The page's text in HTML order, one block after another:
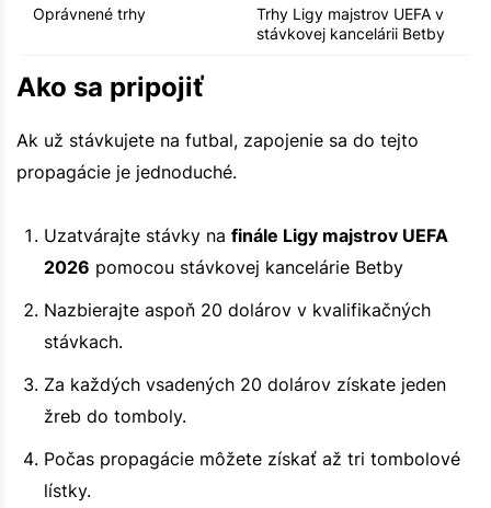
Oprávnené trhy
Trhy Ligy majstrov UEFA v
stávkovej kancelárii Betby
Ako sa pripojiť
Ak už stávkujete na futbal, zapojenie sa do tejto
propagácie je jednoduché.
Uzatvárajte stávky na finále Ligy majstrov UEFA
2026 pomocou stávkovej kancelárie Betby
Nazbierajte aspoň 20 dolárov v kvalifikačných
stávkach.
Za každých vsadených 20 dolárov získate jeden
žreb do tomboly.
Počas propagácie môžete získať až tri tombolové
lístky.